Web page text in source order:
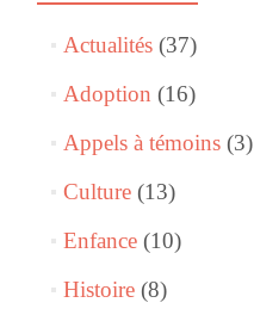
Actualités(37)
Adoption (16)
Appels à témoins(3)
Culture(13)
Enfance(10)
Histoire(8)